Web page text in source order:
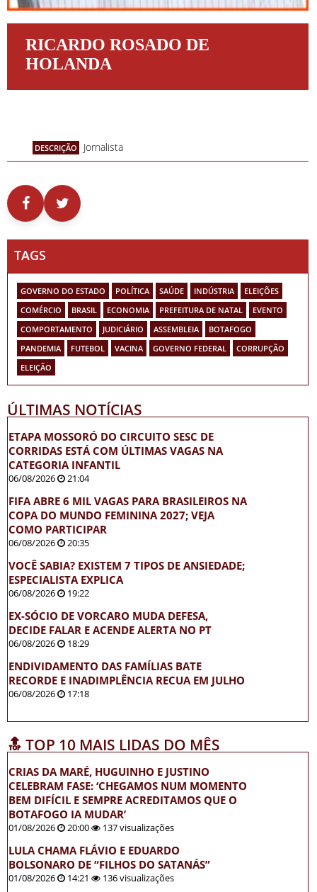
RICARDO ROSADO DE
HOLANDA
DESCRIÇÃO Jornalista
TAGS
GOVERNO DO ESTADO POLÍTICA SAÚDE INDÚSTRIA
ELEIÇÕES
COMÉRCIO
BRASIL ECONOMIA PREFEITURA DE NATAL
EVENTO
COMPORTAMENTO
JUDICIÁRIO ASSEMBLEIA
BOTAFOGO
PANDEMIA
FUTEBOL VACINA GOVERNO FEDERAL
CORRUPÇÃO
ELEIÇÃO
ÚLTIMAS NOTÍCIAS
ETAPA MOSSORÓ DO CIRCUITO SESC DE
CORRIDAS ESTÁ COM ÚLTIMAS VAGAS NA
CATEGORIA INFANTIL
06/08/2026 21:04
FIFA ABRE 6 MIL VAGAS PARA BRASILEIROS NA
COPA DO MUNDO FEMININA 2027; VEJA
COMO PARTICIPAR
06/08/2026 20:35
VOCÊ SABIA? EXISTEM 7 TIPOS DE ANSIEDADE;
ESPECIALISTA EXPLICA
06/08/2026 19:22
EX-SÓCIO DE VORCARO MUDA DEFESA,
DECIDE FALAR E ACENDE ALERTA NO PT
06/08/2026 18:29
ENDIVIDAMENTO DAS FAMÍLIAS BATE
RECORDE E INADIMPLÊNCIA RECUA EM JULHO
06/08/2026 17:18
🔝 TOP 10 MAIS LIDAS DO MÊS
CRIAS DA MARÉ, HUGUINHO E JUSTINO
CELEBRAM FASE: ‘CHEGAMOS NUM MOMENTO
BEM DIFÍCIL E SEMPRE ACREDITAMOS QUE O
BOTAFOGO IA MUDAR’
01/08/2026 20:00 137 visualizações
LULA CHAMA FLÁVIO E EDUARDO
BOLSONARO DE “FILHOS DO SATANÁS”
01/08/2026 14:21 136 visualizações